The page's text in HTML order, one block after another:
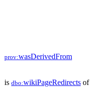
prov:wasDerivedFrom
is dbo:wikiPageRedirects of